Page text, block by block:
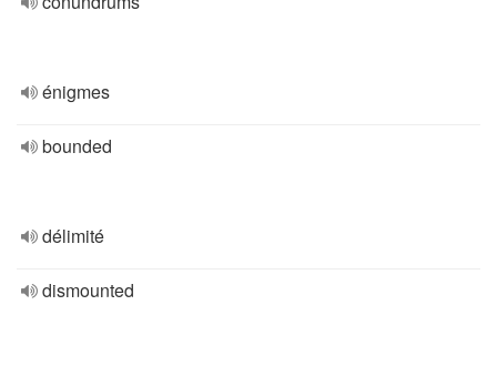
énigmes
bounded
délimité
dismounted